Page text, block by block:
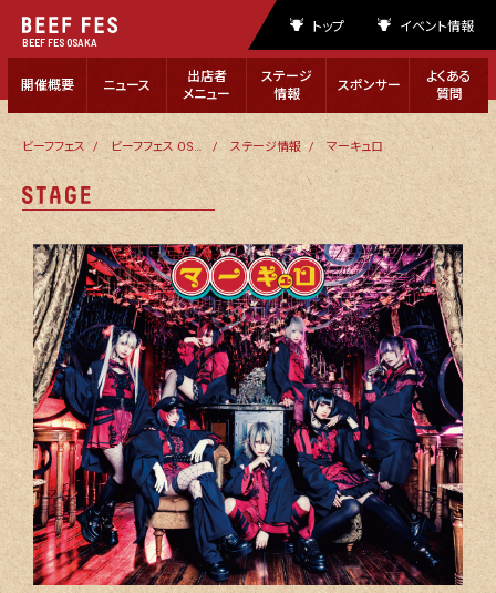
トップ イベント情報
BEEF FES OSAKA
開催概要 ニュース
出店者
メニュー
ステージ
情報
スポンサー
よくある
質問
ビーフフェス ビーフフェス OSAKA 2023 ステージ情報 マーキュロ